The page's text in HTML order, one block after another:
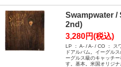
Swampwater /
2nd)
3,280円(税込)
LP ： A- / A- / CO ： ス
ドアルバム。イーグル
ーグルス級のキャッチ
す。基本。米国オリジナ